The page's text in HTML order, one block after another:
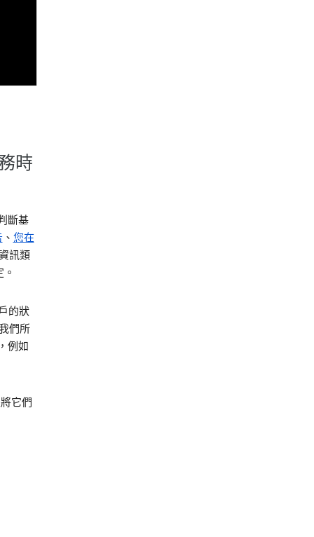
時
斷基
、 您在
訊類
的狀
們所
例如
它們